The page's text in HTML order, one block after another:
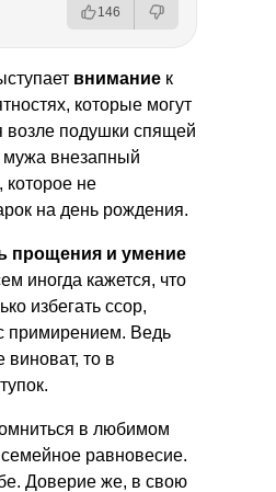
146
внимание к
которые могут
возле подушки спящей
мужа внезапный
которое не
на день рождения.
прощения и умение
иногда кажется, что
избегать ссор,
с примирением. Ведь
виноват, то в
в любимом
семейное равновесие.
Доверие же, в свою